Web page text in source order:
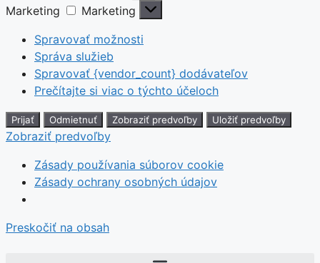
Marketing
Marketing
Spravovať možnosti
Správa služieb
Spravovať {vendor_count} dodávateľov
Prečítajte si viac o týchto účeloch
Prijať Odmietnuť Zobraziť predvoľby Uložiť predvoľby
Zobraziť predvoľby
Zásady používania súborov cookie
Zásady ochrany osobných údajov
Preskočiť na obsah